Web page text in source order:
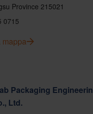
Province 215021
0715
mappa
Packaging
Ltd.